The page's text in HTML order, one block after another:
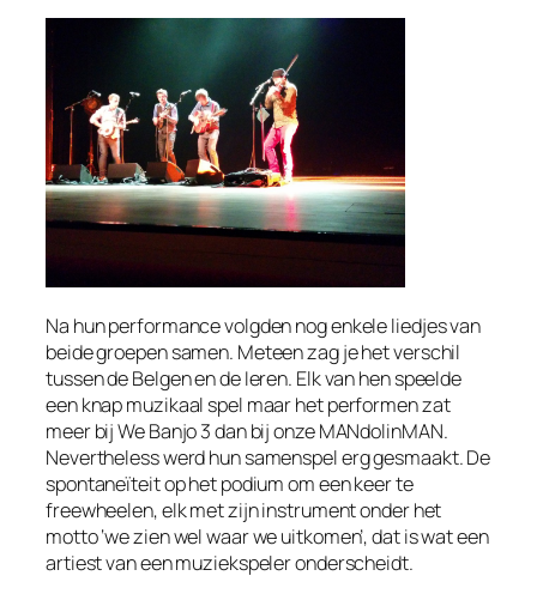
Na hun performance volgden nog enkele liedjes van
beide groepen samen. Meteen zag je het verschil
tussen de Belgen en de Ieren. Elk van hen speelde
een knap muzikaal spel maar het performen zat
meer bij We Banjo 3 dan bij onze MANdolinMAN.
Nevertheless werd hun samenspel erg gesmaakt. De
spontaneïteit op het podium om een keer te
freewheelen, elk met zijn instrument onder het
motto ‘we zien wel waar we uitkomen’, dat is wat een
artiest van een muziekspeler onderscheidt.